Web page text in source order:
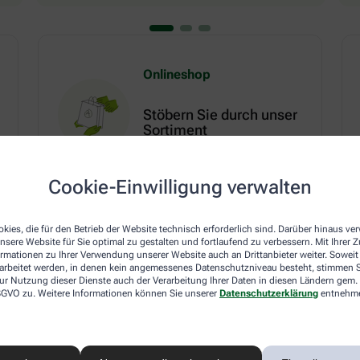
Cookie-Einwilligung verwalten
die für den Betrieb der Website technisch erforderlich sind. Darüber hinaus
Website für Sie optimal zu gestalten und fortlaufend zu verbessern. Mit Ihrer
zu Ihrer Verwendung unserer Website auch an Drittanbieter weiter. Soweit
werden, in denen kein angemessenes Datenschutzniveau besteht, stimmen
Nutzung dieser Dienste auch der Verarbeitung Ihrer Daten in diesen Ländern
zu. Weitere Informationen können Sie unserer Datenschutzerklärung
Onlineshop
Stöbern Sie durch unser
Sortiment
Ratgeber Zum Ratgeber